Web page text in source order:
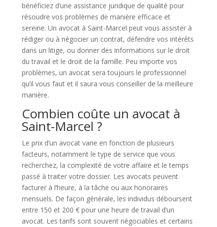
bénéficiez d’une assistance juridique de qualité pour
résoudre vos problèmes de manière efficace et
sereine. Un avocat à Saint-Marcel peut vous assister à
rédiger ou à négocier un contrat, défendre vos intérêts
dans un litige, ou donner des informations sur le droit
du travail et le droit de la famille. Peu importe vos
problèmes, un avocat sera toujours le professionnel
qu’il vous faut et il saura vous conseiller de la meilleure
manière.
Combien coûte un avocat à
Saint-Marcel ?
Le prix d’un avocat varie en fonction de plusieurs
facteurs, notamment le type de service que vous
recherchez, la complexité de votre affaire et le temps
passé à traiter votre dossier. Les avocats peuvent
facturer à l’heure, à la tâche ou aux honoraires
mensuels. De façon générale, les individus déboursent
entre 150 et 200 € pour une heure de travail d’un
avocat. Les tarifs sont souvent négociables et certains